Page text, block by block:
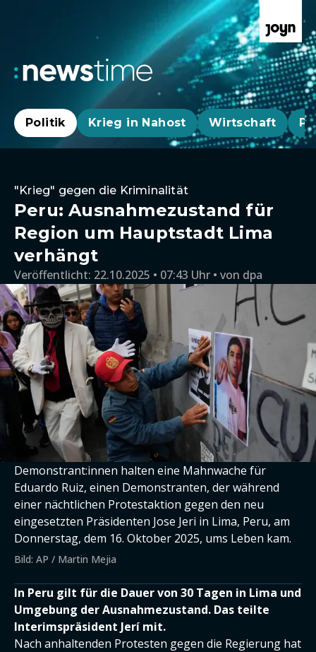
Politik Krieg in Nahost Wirtschaft
"Krieg" gegen die Kriminalität
Peru: Ausnahmezustand für
Region um Hauptstadt Lima
verhängt
Veröffentlicht: 22.10.2025 • 07:43 Uhr von dpa
Demonstrant:innen halten eine Mahnwache für
Eduardo Ruiz, einen Demonstranten, der während
einer nächtlichen Protestaktion gegen den neu
eingesetzten Präsidenten Jose Jeri in Lima, Peru, am
Donnerstag, dem 16. Oktober 2025, ums Leben kam.
Bild: AP / Martin Mejia
In Peru gilt für die Dauer von 30 Tagen in Lima und
Umgebung der Ausnahmezustand. Das teilte
Interimspräsident Jerí mit.
Nach anhaltenden Protesten gegen die Regierung hat